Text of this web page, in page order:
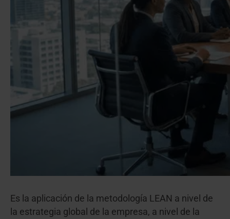
Es la aplicación de la metodología LEAN a nivel de
la estrategia global de la empresa, a nivel de la